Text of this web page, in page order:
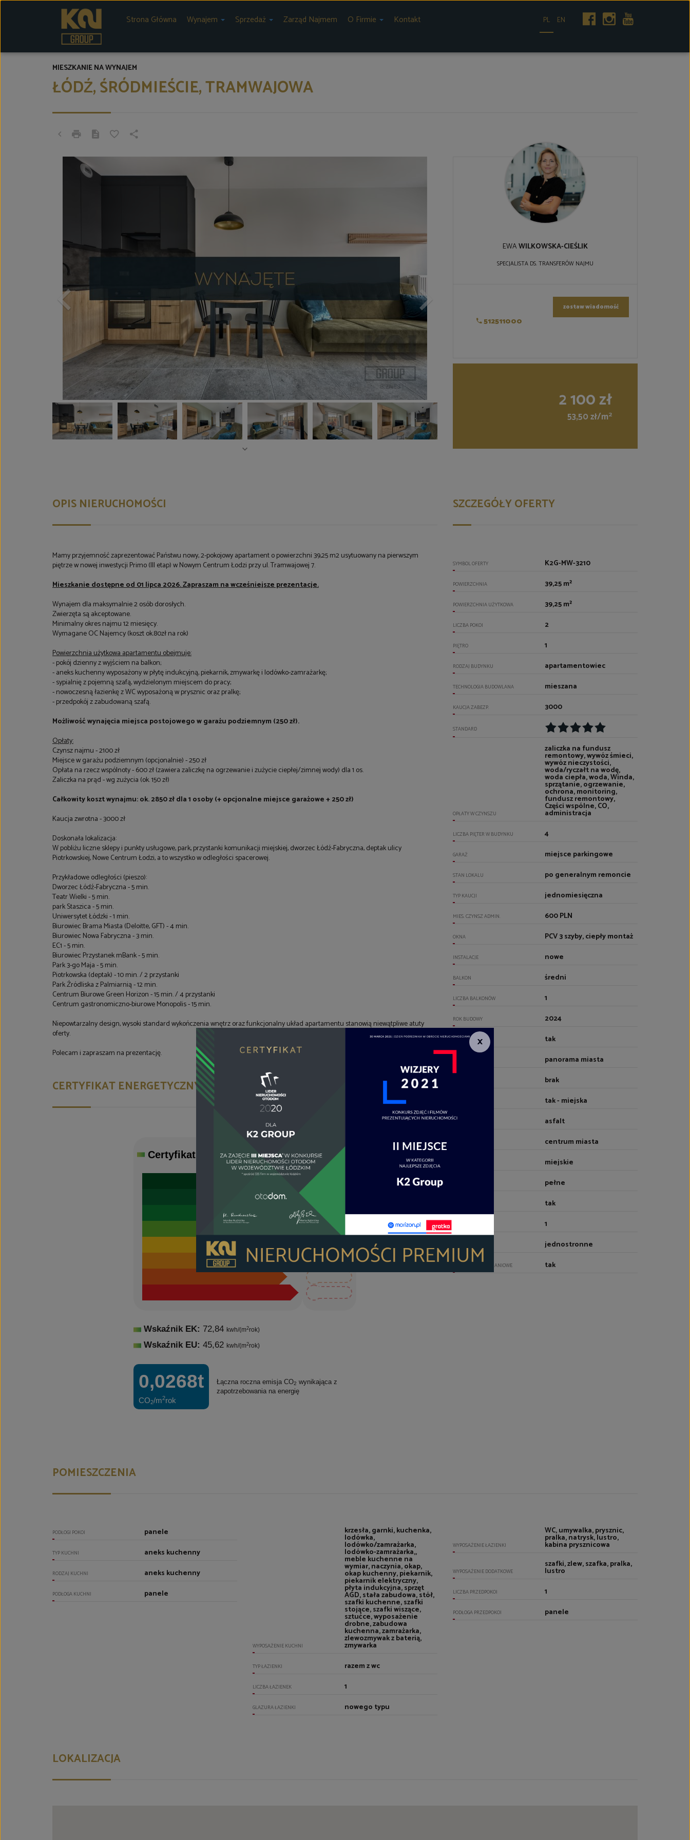
Strona Główna Wynajem Sprzedaż Zarząd Najmem O Firmie Kontakt PL EN
ŁÓDŹ, ŚRÓDMIEŚCIE, TRAMWAJOWA
MIESZKANIE NA WYNAJEM
EWAWILKOWSKA-CIEŚLIK
SPECJALISTA DS. TRANSFERÓW NAJMU
512511000
zostaw wiadomość
2 100 zł
53,50 zł/m2
OPIS NIERUCHOMOŚCI
Mamy przyjemność zaprezentować Państwu nowy, 2-pokojowy apartament o powierzchni 39,25 m2 usytuowany na pierwszym
piętrze w nowej inwestycji Primo (III etap) w Nowym Centrum Łodzi przy ul. Tramwajowej 7.
Mieszkanie dostępne od 01 lipca 2026. Zapraszam na wcześniejsze prezentacje.
Wynajem dla maksymalnie 2 osób dorosłych.
Zwierzęta są akceptowane.
Minimalny okres najmu 12 miesięcy.
Wymagane OC Najemcy (koszt ok.80zł na rok)
Powierzchnia użytkowa apartamentu obejmuje:
- pokój dzienny z wyjściem na balkon;
- aneks kuchenny wyposażony w płytę indukcyjną, piekarnik, zmywarkę i lodówko-zamrażarkę;
- sypialnię z pojemną szafą, wydzielonym miejscem do pracy;
- nowoczesną łazienkę z WC wyposażoną w prysznic oraz pralkę;
- przedpokój z zabudowaną szafą.
Możliwość wynajęcia miejsca postojowego w garażu podziemnym (250 zł).
Opłaty:
Czynsz najmu - 2100 zł
Miejsce w garażu podziemnym (opcjonalnie) - 250 zł
Opłata na rzecz wspólnoty - 600 zł (zawiera zaliczkę na ogrzewanie i zużycie ciepłej/zimnej wody) dla 1 os.
Zaliczka na prąd - wg zużycia (ok. 150 zł)
Całkowity koszt wynajmu: ok. 2850 zł dla 1 osoby (+ opcjonalne miejsce garażowe + 250 zł)
Kaucja zwrotna - 3000 zł
Doskonała lokalizacja:
W pobliżu liczne sklepy i punkty usługowe, park, przystanki komunikacji miejskiej, dworzec Łódź-Fabryczna, deptak ulicy
Piotrkowskiej, Nowe Centrum Łodzi, a to wszystko w odległości spacerowej.
Przykładowe odległości (pieszo):
Dworzec Łódź-Fabryczna - 5 min.
Teatr Wielki - 5 min.
park Staszica - 5 min.
Uniwersytet Łódzki - 1 min.
Biurowiec Brama Miasta (Deloitte, GFT) - 4 min.
Biurowiec Nowa Fabryczna - 3 min.
EC1 - 5 min.
Biurowiec Przystanek mBank - 5 min.
Park 3-go Maja - 5 min.
Piotrkowska (deptak) - 10 min. / 2 przystanki
Park Źródliska z Palmiarnią - 12 min.
Centrum Biurowe Green Horizon - 15 min. / 4 przystanki
Centrum gastronomiczno-biurowe Monopolis - 15 min.
Niepowtarzalny design, wysoki standard wykończenia wnętrz oraz funkcjonalny układ apartamentu stanowią niewątpliwe atuty
oferty.
Polecam i zapraszam na prezentację.
CERTYFIKAT ENERGETYCZNY
Certyfikat energetyczny Wskaźnik EP
kwh/(m
52.5
52.5
Wskaźnik EK: 72,84 kwh/(m2rok)
Wskaźnik EU: 45,62 kwh/(m2rok)
0,0268t
CO2/m2rok
Łączna roczna emisja CO2 wynikająca z
zapotrzebowania na energię
SZCZEGÓŁY OFERTY
SYMBOL OFERTY K2G-MW-3210
POWIERZCHNIA 39,25 m²
POWIERZCHNIA UŻYTKOWA 39,25 m²
LICZBA POKOI 2
PIĘTRO 1
RODZAJ BUDYNKU apartamentowiec
TECHNOLOGIA BUDOWLANA mieszana
KAUCJA ZABEZP. 3000
STANDARD
OPŁATY W CZYNSZU
zaliczka na fundusz
remontowy, wywóz śmieci,
wywóz nieczystości,
woda/ryczałt na wodę,
woda ciepła, woda, Winda,
sprzątanie, ogrzewanie,
ochrona, monitoring,
fundusz remontowy,
Części wspólne, CO,
administracja
LICZBA PIĘTER W BUDYNKU 4
GARAŻ miejsce parkingowe
STAN LOKALU po generalnym remoncie
TYP KAUCJI jednomiesięczna
MIES. CZYNSZ ADMIN. 600 PLN
OKNA PCV 3 szyby, ciepły montaż
INSTALACJE nowe
BALKON średni
LICZBA BALKONÓW 1
ROK BUDOWY 2024
PLAC ZABAW tak
panorama miasta
brak
tak - miejska
DOJAZD asfalt
centrum miasta
miejskie
pełne
tak
1
jednostronne
DRZWI ANTYWŁAMANIOWE tak
POMIESZCZENIA
PODŁOGI POKOI panele
TYP KUCHNI aneks kuchenny
RODZAJ KUCHNI aneks kuchenny
PODŁOGA KUCHNI panele
WYPOSAŻENIE KUCHNI
krzesła, garnki, kuchenka,
lodówka,
lodówko/zamrażarka,
lodówko-zamrażarka,,
meble kuchenne na
wymiar, naczynia, okap,
okap kuchenny, piekarnik,
piekarnik elektryczny,
płyta indukcyjna, sprzęt
AGD, stała zabudowa, stół,
szafki kuchenne, szafki
stojące, szafki wiszące,
sztućce, wyposażenie
drobne, zabudowa
kuchenna, zamrażarka,
zlewozmywak z baterią,
zmywarka
TYP ŁAZIENKI razem z wc
LICZBA ŁAZIENEK 1
GLAZURA ŁAZIENKI nowego typu
WYPOSAŻENIE ŁAZIENKI
WC, umywalka, prysznic,
pralka, natrysk, lustro,
kabina prysznicowa
WYPOSAŻENIE DODATKOWE
szafki, zlew, szafka, pralka,
lustro
LICZBA PRZEDPOKOI 1
PODŁOGA PRZEDPOKOI panele
LOKALIZACJA
×